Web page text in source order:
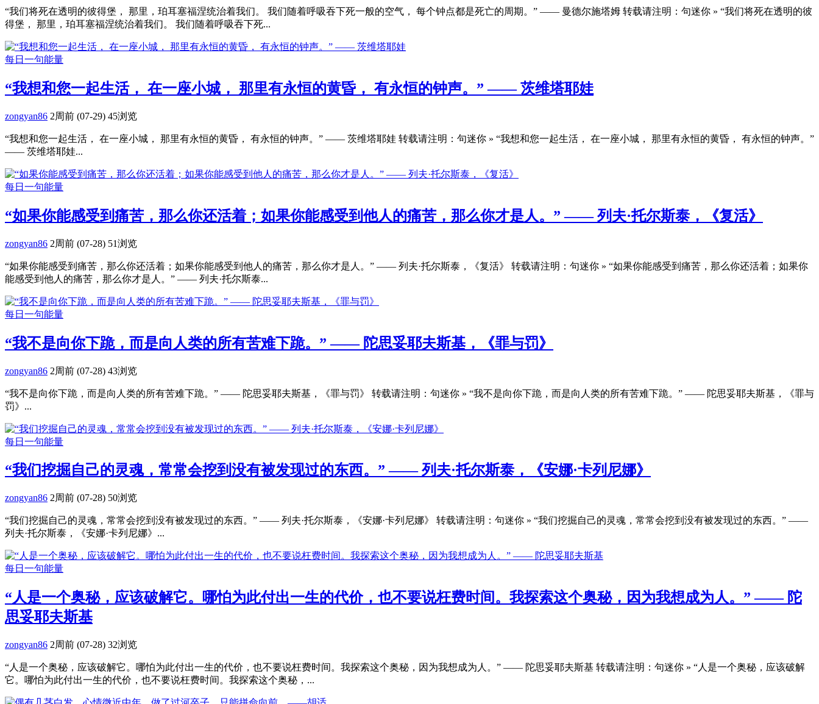
“我们将死在透明的彼得堡， 那里，珀耳塞福涅统治着我们。 我们随着呼吸吞下死一般的空气， 每个钟点都是死亡的周期。” —— 曼德尔施塔姆 转载请注明：句迷你 » “我们将死在透明的彼
得堡， 那里，珀耳塞福涅统治着我们。 我们随着呼吸吞下死...
每日一句能量
“我想和您一起生活， 在一座小城， 那里有永恒的黄昏， 有永恒的钟声。” —— 茨维塔耶娃
zongyan86 2周前 (07-29) 45浏览
“我想和您一起生活， 在一座小城， 那里有永恒的黄昏， 有永恒的钟声。” —— 茨维塔耶娃 转载请注明：句迷你 » “我想和您一起生活， 在一座小城， 那里有永恒的黄昏， 有永恒的钟声。”
—— 茨维塔耶娃...
每日一句能量
“如果你能感受到痛苦，那么你还活着；如果你能感受到他人的痛苦，那么你才是人。” —— 列夫·托尔斯泰，《复活》
zongyan86 2周前 (07-28) 51浏览
“如果你能感受到痛苦，那么你还活着；如果你能感受到他人的痛苦，那么你才是人。” —— 列夫·托尔斯泰，《复活》 转载请注明：句迷你 » “如果你能感受到痛苦，那么你还活着；如果你
能感受到他人的痛苦，那么你才是人。” —— 列夫·托尔斯泰...
每日一句能量
“我不是向你下跪，而是向人类的所有苦难下跪。” —— 陀思妥耶夫斯基，《罪与罚》
zongyan86 2周前 (07-28) 43浏览
“我不是向你下跪，而是向人类的所有苦难下跪。” —— 陀思妥耶夫斯基，《罪与罚》 转载请注明：句迷你 » “我不是向你下跪，而是向人类的所有苦难下跪。” —— 陀思妥耶夫斯基，《罪与
罚》...
每日一句能量
“我们挖掘自己的灵魂，常常会挖到没有被发现过的东西。” —— 列夫·托尔斯泰，《安娜·卡列尼娜》
zongyan86 2周前 (07-28) 50浏览
“我们挖掘自己的灵魂，常常会挖到没有被发现过的东西。” —— 列夫·托尔斯泰，《安娜·卡列尼娜》 转载请注明：句迷你 » “我们挖掘自己的灵魂，常常会挖到没有被发现过的东西。” ——
列夫·托尔斯泰，《安娜·卡列尼娜》...
每日一句能量
“人是一个奥秘，应该破解它。哪怕为此付出一生的代价，也不要说枉费时间。我探索这个奥秘，因为我想成为人。” —— 陀
思妥耶夫斯基
zongyan86 2周前 (07-28) 32浏览
“人是一个奥秘，应该破解它。哪怕为此付出一生的代价，也不要说枉费时间。我探索这个奥秘，因为我想成为人。” —— 陀思妥耶夫斯基 转载请注明：句迷你 » “人是一个奥秘，应该破解
它。哪怕为此付出一生的代价，也不要说枉费时间。我探索这个奥秘，...